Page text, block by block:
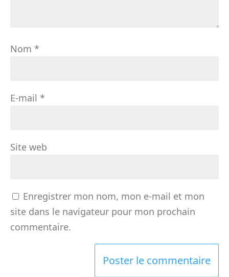
Nom *
E-mail *
Site web
Enregistrer mon nom, mon e-mail et mon
site dans le navigateur pour mon prochain
commentaire.